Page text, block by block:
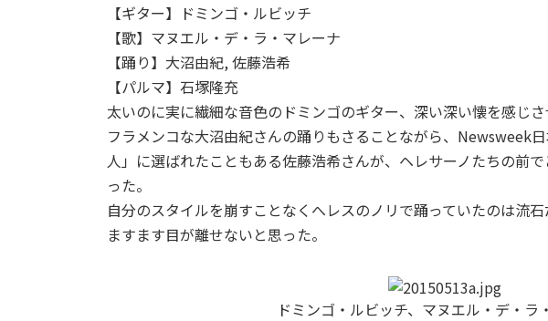
【ギター】ドミンゴ・ルビッチ
【歌】マヌエル・デ・ラ・マレーナ
【踊り】大沼由紀, 佐藤浩希
【パルマ】石塚隆充
太いのに実に繊細な音色のドミンゴのギター、深い深い懐を感じ
フラメンコな大沼由紀さんの踊りもさることながら、Newsweek
人」に選ばれたこともある佐藤浩希さんが、ヘレサーノたちの前
った。
自分のスタイルを崩すことなくへレスのノリで踊っていたのは流石
ますます目が離せないと思った。
ドミンゴ・ルビッチ、マヌエル・デ・ラ